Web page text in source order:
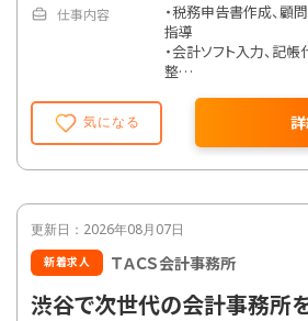
気になる
仕事内容
・税務申告書作成、顧
指導
・会計ソフト入力、記
整
・弥生会計、JDL、達人
更新日：2026年08月07日
新着求人 ＴＡＣＳ会計事務所
渋谷で次世代の会計事務所